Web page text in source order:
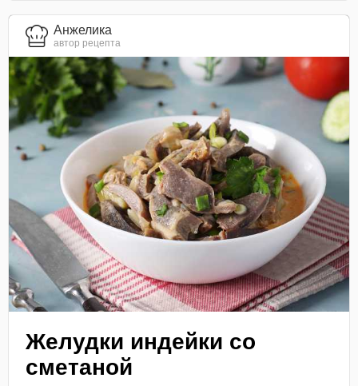
Анжелика
автор рецепта
Желудки индейки со
сметаной